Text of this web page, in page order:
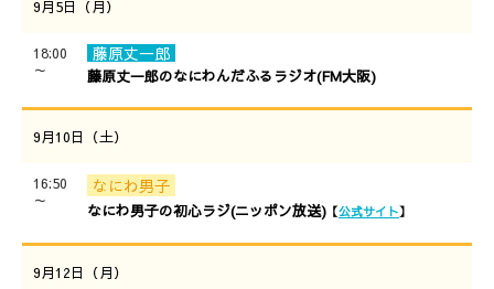
9月5日（月）
18:00
～
藤原丈一郎
藤原丈一郎のなにわんだふるラジオ(FM大阪)
9月10日（土）
16:50
～
なにわ男子
なにわ男子の初心ラジ(ニッポン放送) 【公式サイト】
9月12日（月）